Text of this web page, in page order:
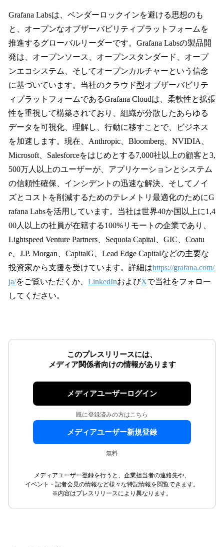
Grafana Labsは、ベンダーロックインを避ける思想のも
と、オープンなオブザーバビリティプラットフォームを
推進するグローバルリーダーです。Grafana Labsの製品開
発は、オープンソース、オープンスタンダード、オープ
ンエコシステム、そしてオープンカルチャーという信念
に基づいています。当社のクラウド型オブザーバビリテ
ィプラットフォームであるGrafana Cloudは、柔軟性と拡張
性を重視して構築されており、組織が分散したあらゆる
データを可視化、理解し、行動に移すことで、ビジネス
を加速します。現在、Anthropic、Bloomberg、NVIDIA、
Microsoft、Salesforceをはじめとする7,000社以上の顧客と3,
500万人以上のユーザーが、アプリケーションとシステム
の信頼性確保、インシデントの迅速な解決、そしてノイ
ズとコストを削減するためのテレメトリ最適化のためにG
rafana Labsを活用しています。当社は世界40か国以上に1,4
00人以上の社員が在籍する100%リモートの企業であり、
Lightspeed Venture Partners、Sequoia Capital、GIC、Coatu
e、J.P. Morgan、CapitalG、Lead Edge Capitalなどの主要な
投資家から支援を受けています。詳細はhttps://grafana.com/
ja/をご覧いただくか、 LinkedInおよびXで当社をフォロー
してください。
このプレスリリースには、
メディア関係者向けの情報があります
メディアユーザーログイン
既に登録済みの方はこちら
メディアユーザー新規登録
無料
メディアユーザー登録を行うと、企業担当者の連絡先や、
イベント・記者会見の情報など様々な特記情報を閲覧できます。
※内容はプレスリリースにより異なります。